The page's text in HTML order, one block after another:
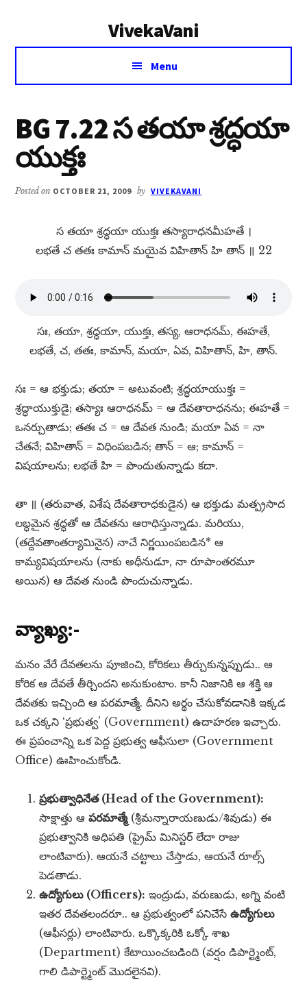
VivekaVani
Voice
Vivekananda
Menu
BG 7.22 స తయా శ్రద్ధయా
యుక్తః
Posted on OCTOBER 21, 2009 by VIVEKAVANI
స తయా శ్రద్ధయా యుక్తః తస్యారాధనమీహతే ।
లభతే చ తతః కామాన్​ మయైవ విహితాన్​ హి తాన్​ ॥ 22
సః, తయా, శ్రద్ధయా, యుక్తః, తస్య, ఆరాధనమ్​, ఈహతే,
లభతే, చ, తతః, కామాన్​, మయా, ఏవ, విహితాన్​, హి, తాన్​.
సః = ఆ భక్తుడు; తయా = అటువంటి; శ్రద్ధయాయుక్తః =
శ్రద్ధాయుక్తుడై; తస్యాః ఆరాధనమ్​ = ఆ దేవతారాధనను; ఈహతే =
ఒనర్చుతాడు; తతః చ = ఆ దేవత నుండి; మయా ఏవ = నా
చేతనే; విహితాన్​ = విధింపబడిన; తాన్​ = ఆ; కామాన్​ =
విషయాలను; లభతే హి = పొందుతున్నాడు కదా.
తా ॥ (తరువాత, విశేష దేవతారాధకుడైన) ఆ భక్తుడు మత్ప్రసాద
లబ్ధమైన శ్రద్ధతో ఆ దేవతను ఆరాధిస్తున్నాడు. మరియు,
(తద్దేవతాంతర్యామినైన) నాచే నిర్ణయింపబడిన* ఆ
కామ్యవిషయాలను (నాకు అధీనుడూ, నా రూపాంతరమూ
అయిన) ఆ దేవత నుండి పొందుచున్నాడు.
వ్యాఖ్య:-
మనం వేరే దేవతలను పూజించి, కోరికలు తీర్చుకున్నప్పుడు.. ఆ
కోరిక ఆ దేవతే తీర్చిందని అనుకుంటాం. కానీ నిజానికి ఆ శక్తి ఆ
దేవతకు ఇచ్చింది ఆ పరమాత్మే. దీనిని అర్థం చేసుకోవడానికి ఇక్కడ
ఒక చక్కని ‘ప్రభుత్వ’ (Government) ఉదాహరణ ఇచ్చారు.
ఈ ప్రపంచాన్ని ఒక పెద్ద ప్రభుత్వ ఆఫీసులా (Government
Office) ఊహించుకోండి.
ప్రభుత్వాధినేత (Head of the Government):
సాక్షాత్తు ఆపరమాత్మే(శ్రీమన్నారాయణుడు/శివుడు) ఈ
ప్రభుత్వానికి అధిపతి (ప్రైమ్ మినిస్టర్ లేదా రాజు
లాంటివారు). ఆయనే చట్టాలు చేస్తాడు, ఆయనే రూల్స్
పెడతాడు.
ఉద్యోగులు (Officers): ఇంద్రుడు, వరుణుడు, అగ్ని వంటి
ఇతర దేవతలందరూ.. ఆ ప్రభుత్వంలో పనిచేసేఉద్యోగులు
(ఆఫీసర్లు) లాంటివారు. ఒక్కొక్కరికి ఒక్కో శాఖ
(Department) కేటాయించబడింది (వర్షం డిపార్ట్మెంట్,
గాలి డిపార్ట్మెంట్ మొదలైనవి).